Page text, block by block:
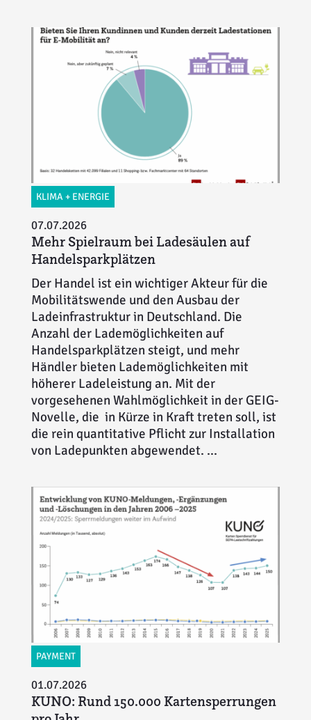
KLIMA + ENERGIE
07.07.2026
Mehr Spielraum bei Ladesäulen auf
Handelsparkplätzen
Der Handel ist ein wichtiger Akteur für die
Mobilitätswende und den Ausbau der
Ladeinfrastruktur in Deutschland. Die
Anzahl der Lademöglichkeiten auf
Handelsparkplätzen steigt, und mehr
Händler bieten Lademöglichkeiten mit
höherer Ladeleistung an. Mit der
vorgesehenen Wahlmöglichkeit in der GEIG-
Novelle, die in Kürze in Kraft treten soll, ist
die rein quantitative Pflicht zur Installation
von Ladepunkten abgewendet. ...
PAYMENT
01.07.2026
KUNO: Rund 150.000 Kartensperrungen